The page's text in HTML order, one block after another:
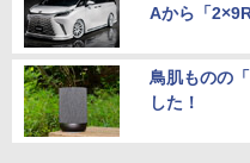
Aから「
鳥肌ものの
した！